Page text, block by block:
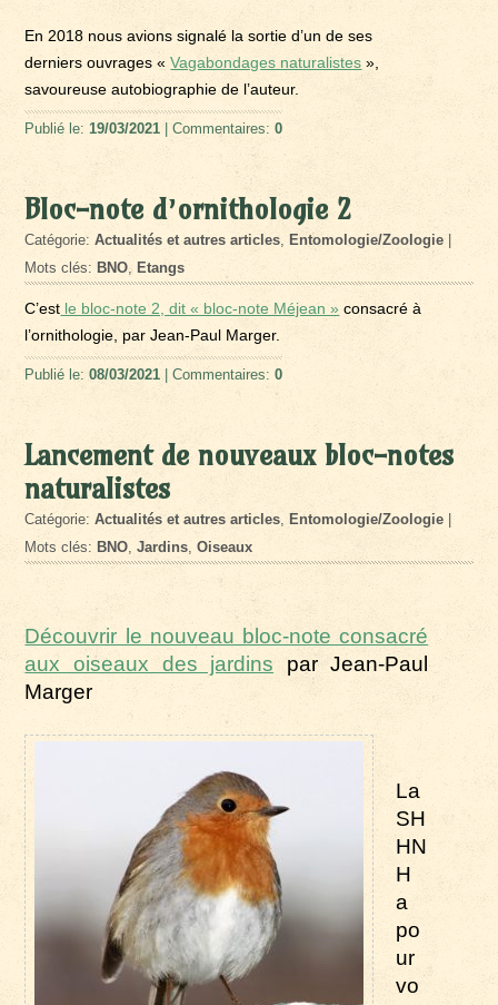
En 2018 nous avions signalé la sortie d’un de ses
derniers ouvrages «Vagabondages naturalistes »,
savoureuse autobiographie de l’auteur.
Publié le: 19/03/2021 | Commentaires:0
Bloc-note d’ornithologie 2
Catégorie:Actualités et autres articles ,Entomologie/Zoologie |
Mots clés:BNO ,Etangs
C’est le bloc-note 2, dit « bloc-note Méjean » consacré à
l’ornithologie, par Jean-Paul Marger.
Publié le:08/03/2021 | Commentaires:0
Lancement de nouveaux bloc-notes
naturalistes
Catégorie:Actualités et autres articles ,Entomologie/Zoologie |
Mots clés:BNO ,Jardins ,Oiseaux
Découvrir le nouveau bloc-note consacré
aux oiseaux des jardins par Jean-Paul
Marger
La
SH
HN
H
a
po
ur
vo